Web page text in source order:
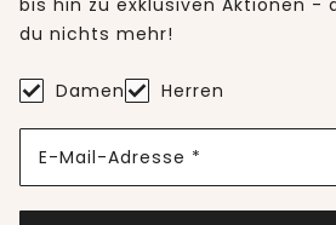
bis hin zu exklusiven Aktionen -
du nichts mehr!
Damen Herren
E-Mail-Adresse *